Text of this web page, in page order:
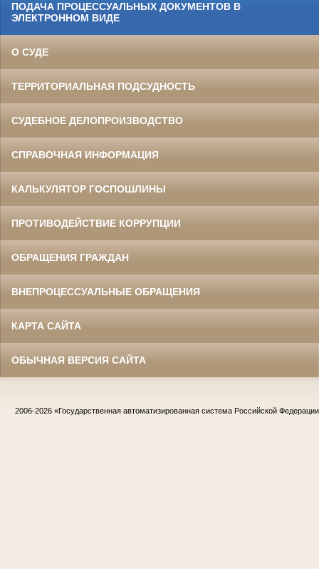
ПОДАЧА ПРОЦЕССУАЛЬНЫХ ДОКУМЕНТОВ В
ЭЛЕКТРОННОМ ВИДЕ
О СУДЕ
ТЕРРИТОРИАЛЬНАЯ ПОДСУДНОСТЬ
СУДЕБНОЕ ДЕЛОПРОИЗВОДСТВО
СПРАВОЧНАЯ ИНФОРМАЦИЯ
КАЛЬКУЛЯТОР ГОСПОШЛИНЫ
ПРОТИВОДЕЙСТВИЕ КОРРУПЦИИ
ОБРАЩЕНИЯ ГРАЖДАН
ВНЕПРОЦЕССУАЛЬНЫЕ ОБРАЩЕНИЯ
КАРТА САЙТА
ОБЫЧНАЯ ВЕРСИЯ САЙТА
2006-2026 «Государственная автоматизированная система Российской